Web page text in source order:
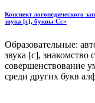
Конспект логопедического
звука [c], буквы Сс»
Образовательные:
звука [с],
совершенствование
среди других букв